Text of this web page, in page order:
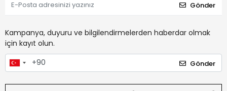
Gönder
Kampanya, duyuru ve bilgilendirmelerden haberdar olmak
için kayıt olun.
Gönder